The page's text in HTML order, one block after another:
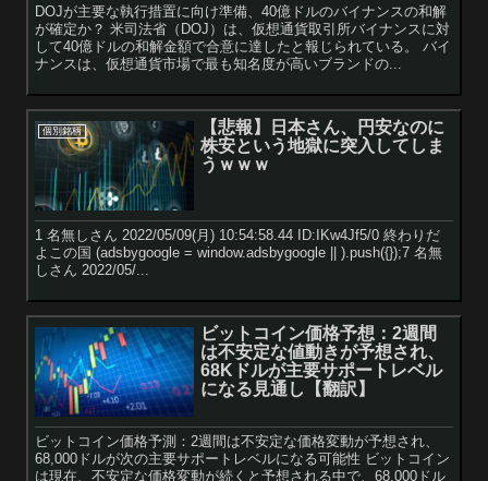
DOJが主要な執行措置に向け準備、40億ドルのバイナンスの和解
が確定か？ 米司法省（DOJ）は、仮想通貨取引所バイナンスに対
して40億ドルの和解金額で合意に達したと報じられている。 バイ
ナンスは、仮想通貨市場で最も知名度が高いブランドの...
個別銘柄
【悲報】日本さん、円安なのに
株安という地獄に突入してしま
うｗｗｗ
1 名無しさん 2022/05/09(月) 10:54:58.44 ID:IKw4Jf5/0 終わりだ
よこの国 (adsbygoogle = window.adsbygoogle || ).push({});7 名無
しさん 2022/05/...
ビットコイン価格予想：2週間
は不安定な値動きが予想され、
68Kドルが主要サポートレベル
になる見通し【翻訳】
ビットコイン価格予測：2週間は不安定な価格変動が予想され、
68,000ドルが次の主要サポートレベルになる可能性 ビットコイン
は現在、不安定な価格変動が続くと予想される中で、68,000ドル